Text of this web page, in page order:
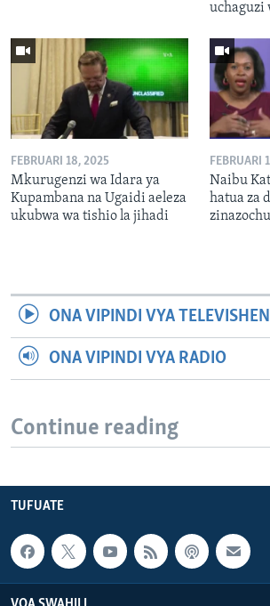
uchaguzi
FEBRUARI 18, 2025
Mkurugenzi wa Idara ya
Kupambana na Ugaidi aeleza
ukubwa wa tishio la jihadi
FEBRUARI
Naibu
hatua za
ONA VIPINDI VYA TELEVISHENI
ONA VIPINDI VYA RADIO
Continue reading
TUFUATE